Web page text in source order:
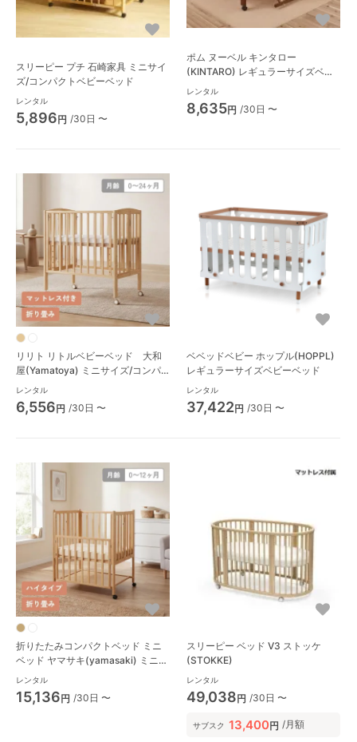
スリーピー プチ 石崎家具 ミニサイ
ズ/コンパクトベビーベッド
レンタル
5,896円 /30日 〜
ポム ヌーベル キンタロー
(KINTARO) レギュラーサイズベビ
ーベッド
レンタル
8,635円 /30日 〜
リリト リトルベビーベッド 大和
屋(Yamatoya) ミニサイズ/コンパ
クトベビーベッド
レンタル
6,556円 /30日 〜
ベベッドベビー ホップル(HOPPL)
レギュラーサイズベビーベッド
レンタル
37,422円 /30日 〜
折りたたみコンパクトベッド ミニ
ベッド ヤマサキ(yamasaki) ミニサ
イズ/コンパクトベビーベッド
R003
レンタル
15,136円 /30日 〜
スリーピー ベッド V3 ストッケ
(STOKKE)
レンタル
49,038円 /30日 〜
サブスク 13,400円 /月額